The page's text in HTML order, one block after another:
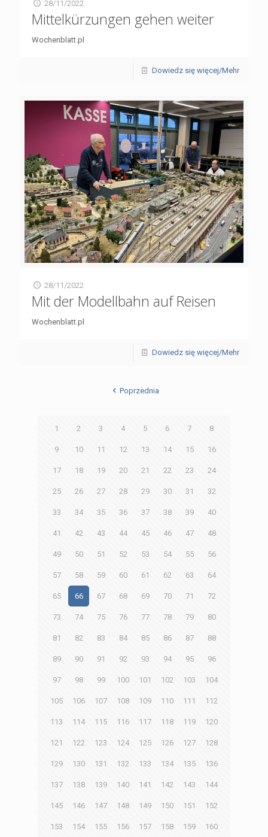
28/11/2022
Mittelkürzungen gehen weiter
Wochenblatt.pl
Dowiedz się więcej/Mehr
28/11/2022
Mit der Modellbahn auf Reisen
Wochenblatt.pl
Dowiedz się więcej/Mehr
Poprzednia
1 2 3 4 5 6 7 8
9 10 11 12 13 14 15 16
17 18 19 20 21 22 23 24
25 26 27 28 29 30 31 32
33 34 35 36 37 38 39 40
41 42 43 44 45 46 47 48
49 50 51 52 53 54 55 56
57 58 59 60 61 62 63 64
65 66 67 68 69 70 71 72
73 74 75 76 77 78 79 80
81 82 83 84 85 86 87 88
89 90 91 92 93 94 95 96
97 98 99 100 101 102 103 104
105 106 107 108 109 110 111 112
113 114 115 116 117 118 119 120
121 122 123 124 125 126 127 128
129 130 131 132 133 134 135 136
137 138 139 140 141 142 143 144
145 146 147 148 149 150 151 152
153 154 155 156 157 158 159 160